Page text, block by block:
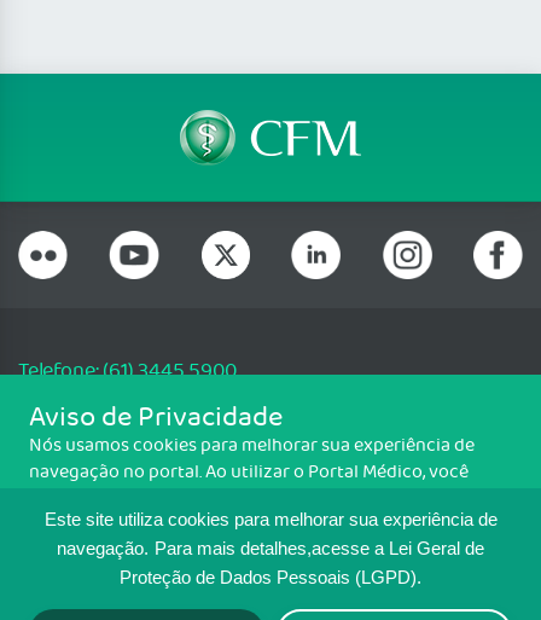
Este site utiliza cookies para melhorar sua experiência de
navegação. Para mais detalhes,acesse a Lei Geral de
Proteção de Dados Pessoais (LGPD).
Telefone: (61) 3445 5900
Email: cfm@portalmedico.org.br
SGAS 616, Conjunto D, Lote 115, L2 Sul, Brasília/DF - CEP: 70200-760 -
CNPJ: 33.583.550/0001-30
MAPA DO SITE
Aviso de Privacidade
Nós usamos cookies para melhorar sua experiência de
navegação no portal. Ao utilizar o Portal Médico, você
Para ter mais informações sobre como isso é feito, acesse
Política de cookies. Se você concorda, clique em ACEITO.